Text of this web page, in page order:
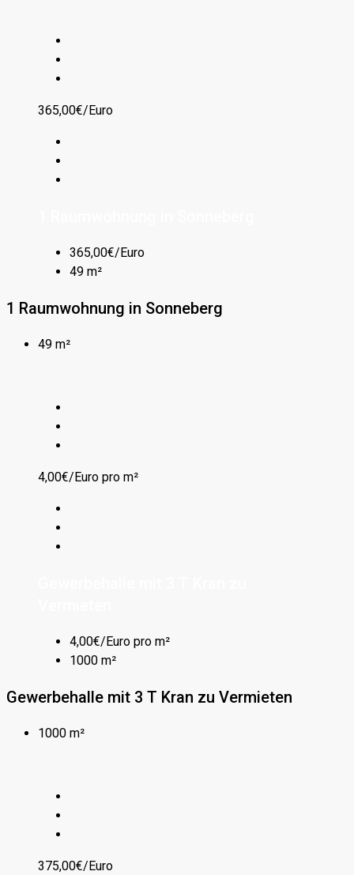
365,00€/Euro
365,00€/Euro
49 m²
1 Raumwohnung in Sonneberg
49 m²
4,00€/Euro pro m²
4,00€/Euro pro m²
1000 m²
Gewerbehalle mit 3 T Kran zu Vermieten
1000 m²
375,00€/Euro